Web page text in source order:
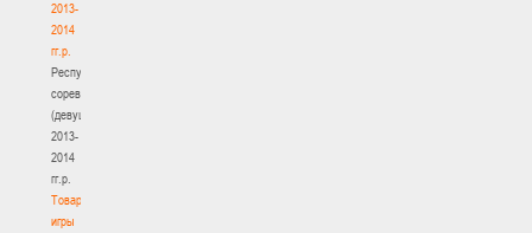
2013-
2014
гг.р.
Республиканские
соревнования
(девушки)
2013-
2014
гг.р.
Товарищеские
игры